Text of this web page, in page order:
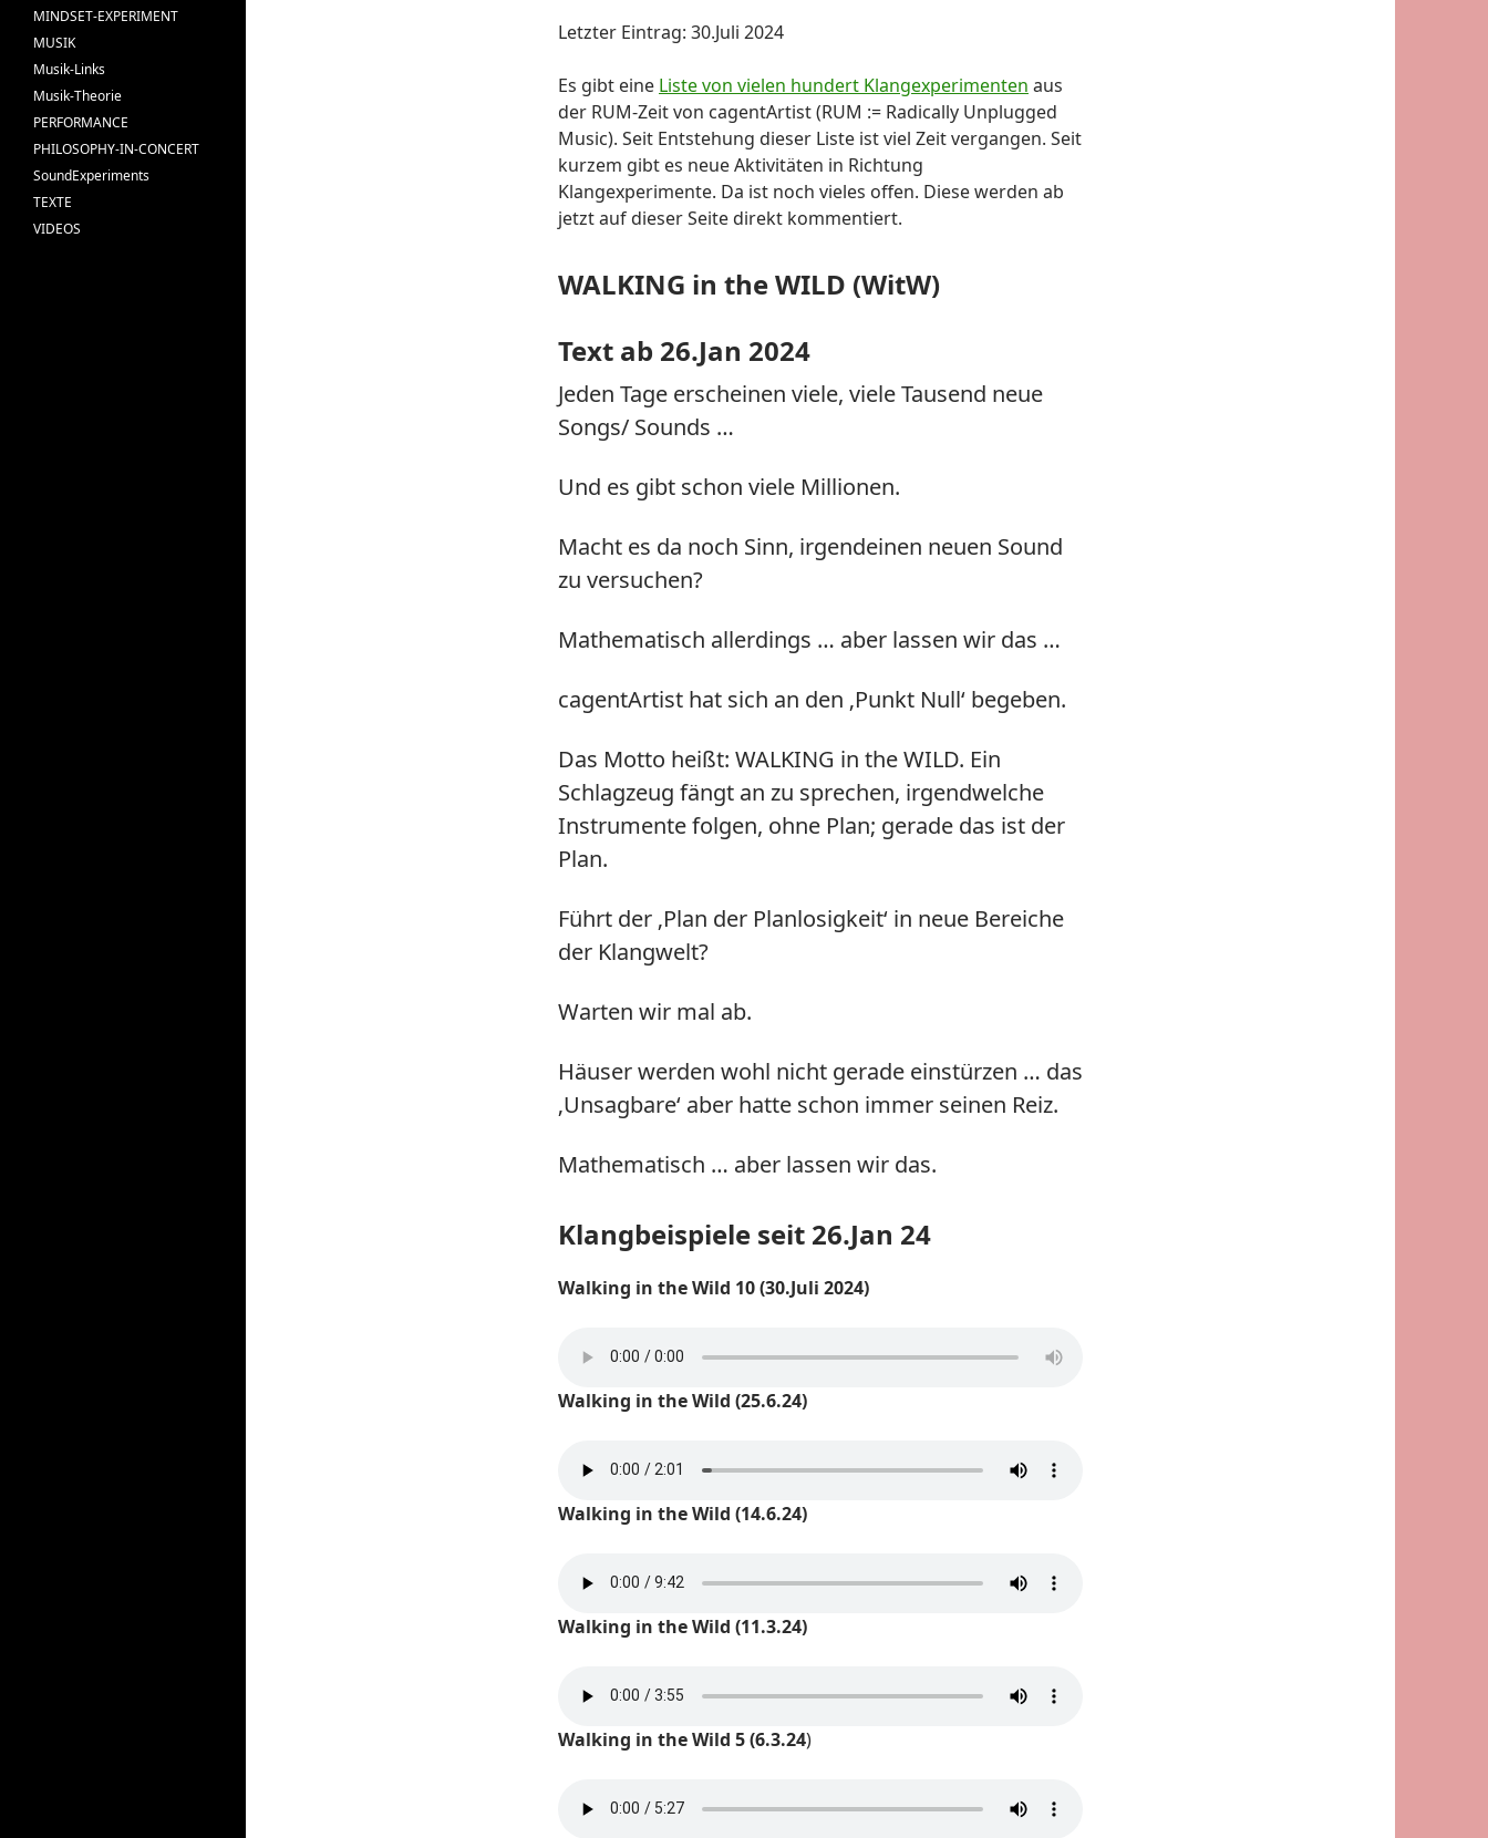
Letzter Eintrag: 30.Juli 2024
Es gibt eine Liste von vielen hundert Klangexperimenten aus
der RUM-Zeit von cagentArtist (RUM := Radically Unplugged
Music). Seit Entstehung dieser Liste ist viel Zeit vergangen. Seit
kurzem gibt es neue Aktivitäten in Richtung
Klangexperimente. Da ist noch vieles offen. Diese werden ab
jetzt auf dieser Seite direkt kommentiert.
WALKING in the WILD (WitW)
Text ab 26.Jan 2024
Jeden Tage erscheinen viele, viele Tausend neue
Songs/ Sounds …
Und es gibt schon viele Millionen.
Macht es da noch Sinn, irgendeinen neuen Sound
zu versuchen?
Mathematisch allerdings … aber lassen wir das …
cagentArtist hat sich an den ‚Punkt Null‘ begeben.
Das Motto heißt: WALKING in the WILD. Ein
Schlagzeug fängt an zu sprechen, irgendwelche
Instrumente folgen, ohne Plan; gerade das ist der
Plan.
Führt der ‚Plan der Planlosigkeit‘ in neue Bereiche
der Klangwelt?
Warten wir mal ab.
Häuser werden wohl nicht gerade einstürzen … das
‚Unsagbare‘ aber hatte schon immer seinen Reiz.
Mathematisch … aber lassen wir das.
Klangbeispiele seit 26.Jan 24
Walking in the Wild 10 (30.Juli 2024)
Walking in the Wild (25.6.24)
Walking in the Wild (14.6.24)
Walking in the Wild (11.3.24)
Walking in the Wild 5 (6.3.24)
MINDSET-EXPERIMENT
MUSIK
Musik-Links
Musik-Theorie
PERFORMANCE
PHILOSOPHY-IN-CONCERT
SoundExperiments
TEXTE
VIDEOS